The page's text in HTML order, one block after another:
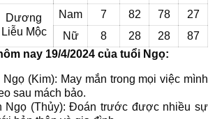
Dương
Liễu Mộc
Nam 7 82 78
27
Nữ
8 28 28
87
nay 19/4/2024 của tuổi Ngọ:
(Kim): May mắn trong mọi việc mình
sau mách bảo.
Ngọ (Thủy): Đoán trước được nhiều sự